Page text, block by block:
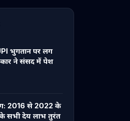
भुगतान पर लग
ने संसद में पेश
2016 से 2022 के
के सभी देय लाभ तुरंत